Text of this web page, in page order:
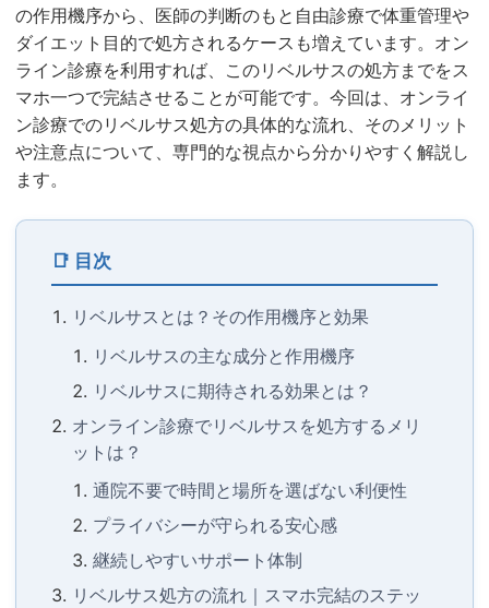
の作用機序から、医師の判断のもと自由診療で体重管理や
ダイエット目的で処方されるケースも増えています。オン
ライン診療を利用すれば、このリベルサスの処方までをス
マホ一つで完結させることが可能です。今回は、オンライ
ン診療でのリベルサス処方の具体的な流れ、そのメリット
や注意点について、専門的な視点から分かりやすく解説し
ます。
📑 目次
リベルサスとは？その作用機序と効果
リベルサスの主な成分と作用機序
リベルサスに期待される効果とは？
オンライン診療でリベルサスを処方するメリ
ットは？
通院不要で時間と場所を選ばない利便性
プライバシーが守られる安心感
継続しやすいサポート体制
リベルサス処方の流れ｜スマホ完結のステッ